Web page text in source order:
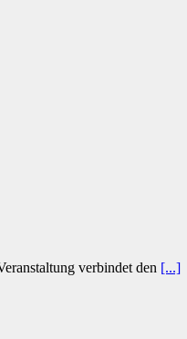
verbindet den [...]